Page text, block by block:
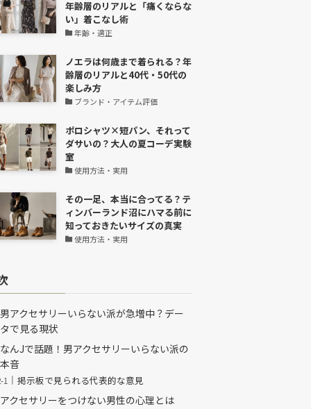
年齢層のリアルと「痛くならな
い」着こなし術
年齢・適正
ノエラは何歳まで着られる？年
齢層のリアルと40代・50代の
楽しみ方
ブランド・アイテム評価
ポロシャツ×短パン、それって
ダサいの？大人の夏コーデ実験
室
使用方法・実用
その一足、本当に合ってる？テ
ィンバーランド沼にハマる前に
知っておきたいサイズの真実
使用方法・実用
男アクセサリーいらない派が急増中？デー
タで見る現状
なんJで話題！男アクセサリーいらない派の
本音
掲示板で見られる代表的な意見
アクセサリーをつけない男性の心理とは